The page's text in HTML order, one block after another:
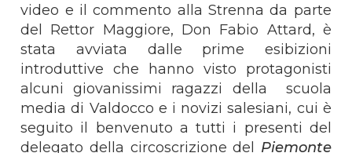
video e il commento alla Strenna da parte
del Rettor Maggiore, Don Fabio Attard, è
stata avviata dalle prime esibizioni
introduttive che hanno visto protagonisti
alcuni giovanissimi ragazzi della scuola
media di Valdocco e i novizi salesiani, cui è
seguito il benvenuto a tutti i presenti del
delegato della circoscrizione del Piemonte